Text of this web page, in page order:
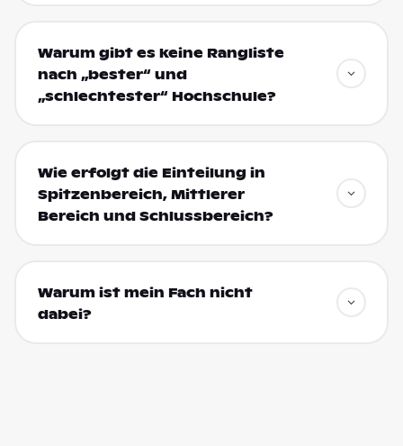
Warum gibt es keine Rangliste
nach „bester“ und
„schlechtester“ Hochschule?
Wie erfolgt die Einteilung in
Spitzenbereich, Mittlerer
Bereich und Schlussbereich?
Warum ist mein Fach nicht
dabei?